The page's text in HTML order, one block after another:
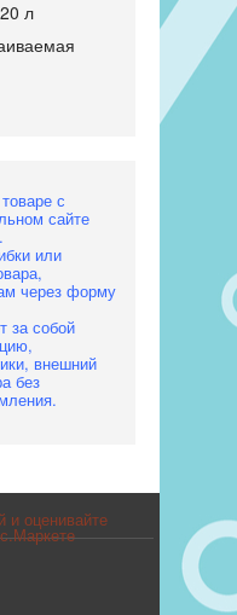
20 л
с
сайте
или
через форму
за собой
внешний
без